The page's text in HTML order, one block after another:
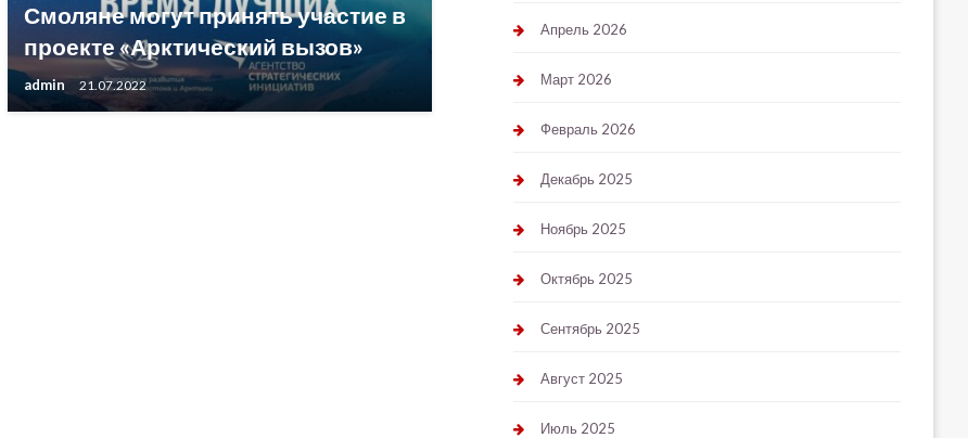
Смоляне могут принять участие в
проекте «Арктический вызов»
admin 21.07.2022
Апрель 2026
Март 2026
Февраль 2026
Декабрь 2025
Ноябрь 2025
Октябрь 2025
Сентябрь 2025
Август 2025
Июль 2025